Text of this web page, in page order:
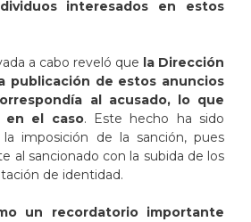
interesados en estos
a cabo reveló que la Dirección
publicación de estos anuncios
al acusado, lo que
en el caso. Este hecho ha sido
imposición de la sanción, pues
al sancionado con la subida de los
de identidad.
un recordatorio importante